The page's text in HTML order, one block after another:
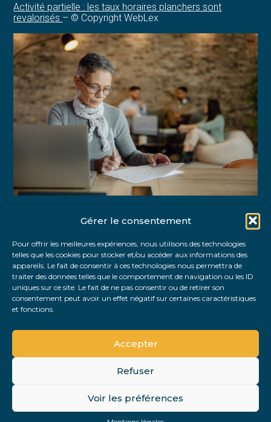
Gérer le consentement
Pour offrir les meilleures expériences, nous utilisons des technologies
telles que les cookies pour stocker et/ou accéder aux informations des
appareils. Le fait de consentir à ces technologies nous permettra de
traiter des données telles que le comportement de navigation ou les ID
uniques sur ce site. Le fait de ne pas consentir ou de retirer son
consentement peut avoir un effet négatif sur certaines caractéristiques
et fonctions.
Accepter
Refuser
Voir les préférences
Activité partielle : les taux horaires planchers sont
revalorisés – © Copyright WebLex
FaceBook
TwitterLinkedIn
Principale
Footer
PLAN DU SITE
MENTIONS LÉGALES